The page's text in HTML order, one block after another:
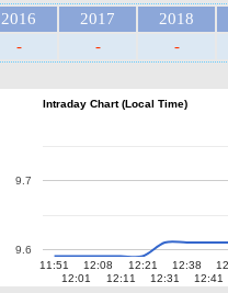
2016 2017
2018
-
- -
Intraday Chart (Local Time)
11:51
12:01
12:08
12:11
12:21
12:31
12:38
12:41
9.6
9.7